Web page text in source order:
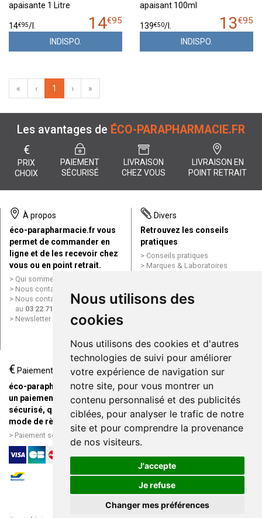
Nous utilisons des
cookies
Nous utilisons des cookies et d'autres
technologies de suivi pour améliorer
votre expérience de navigation sur
notre site, pour vous montrer un
contenu personnalisé et des publicités
ciblées, pour analyser le trafic de notre
site et pour comprendre la provenance
de nos visiteurs.
J'accepte
Je refuse
Changer mes préférences
apaisante 1 Litre
14€95
14€95/
INDISPO.
apaisant 100ml
13€95
139€50/
INDISPO.
« ‹ 1 › »
Les avantages de ÉCO-PARAPHARMACIE.FR
€
PRIX
CHOIX
PAIEMENT
SÉCURISÉ
LIVRAISON
CHEZ VOUS
LIVRAISON EN
POINT RETRAIT
À propos
éco-parapharmacie.fr vous
permet de commander en
ligne et de les recevoir chez
vous ou en point retrait.
Qui sommes nous ?
Nous contacter par e-mail
Nous contacter par téléphone
au 03 22 71 64 10
Newsletter
Divers
Retrouvez les conseils
pratiques
Conseils pratiques
Marques & Laboratoires
Mentions légales
Données personnelles
ligne
€ Paiement
éco-parapharmacie.fr offre
un paiement entièrement
sécurisé, quel que soit le
mode de règlement
Paiement sécurisé et simple
Livraison / Point retrait
Commandez en ligne et
recevez votre commande
rapidement chez vous ou en
point retrait
Livraison chez vous ou en